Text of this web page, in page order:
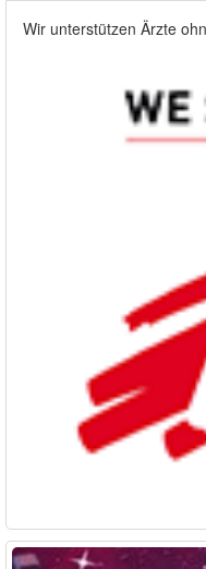
Wir unterstützen Ärzte